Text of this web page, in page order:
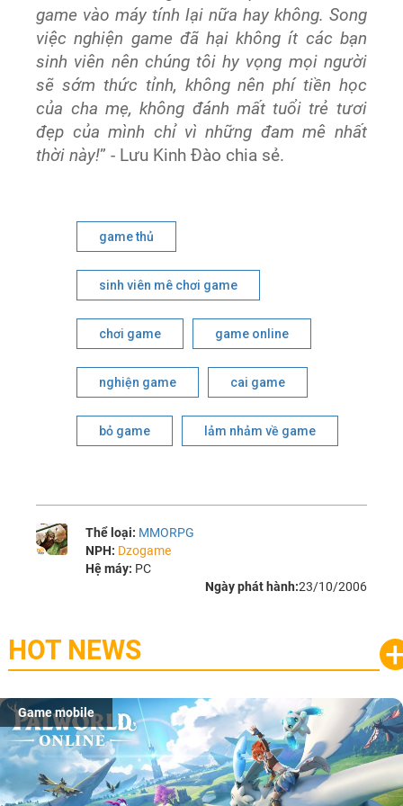
game vào máy tính lại nữa hay không. Song
việc nghiện game đã hại không ít các bạn
sinh viên nên chúng tôi hy vọng mọi người
sẽ sớm thức tỉnh, không nên phí tiền học
của cha mẹ, không đánh mất tuổi trẻ tươi
đẹp của mình chỉ vì những đam mê nhất
thời này!” - Lưu Kinh Đào chia sẻ.
game thủ
sinh viên mê chơi game
chơi game game online
nghiện game cai game
bỏ game lảm nhảm về game
Thể loại: MMORPG
NPH: Dzogame
Hệ máy: PC
Ngày phát hành:23/10/2006
HOT NEWS
Game mobile